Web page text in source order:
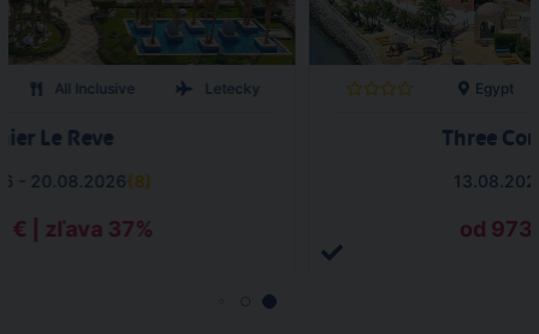
All Inclusive Letecky
Le Reve
- 20.08.2026(8)
€ | zľava 37%
Egypt
Three
od 973